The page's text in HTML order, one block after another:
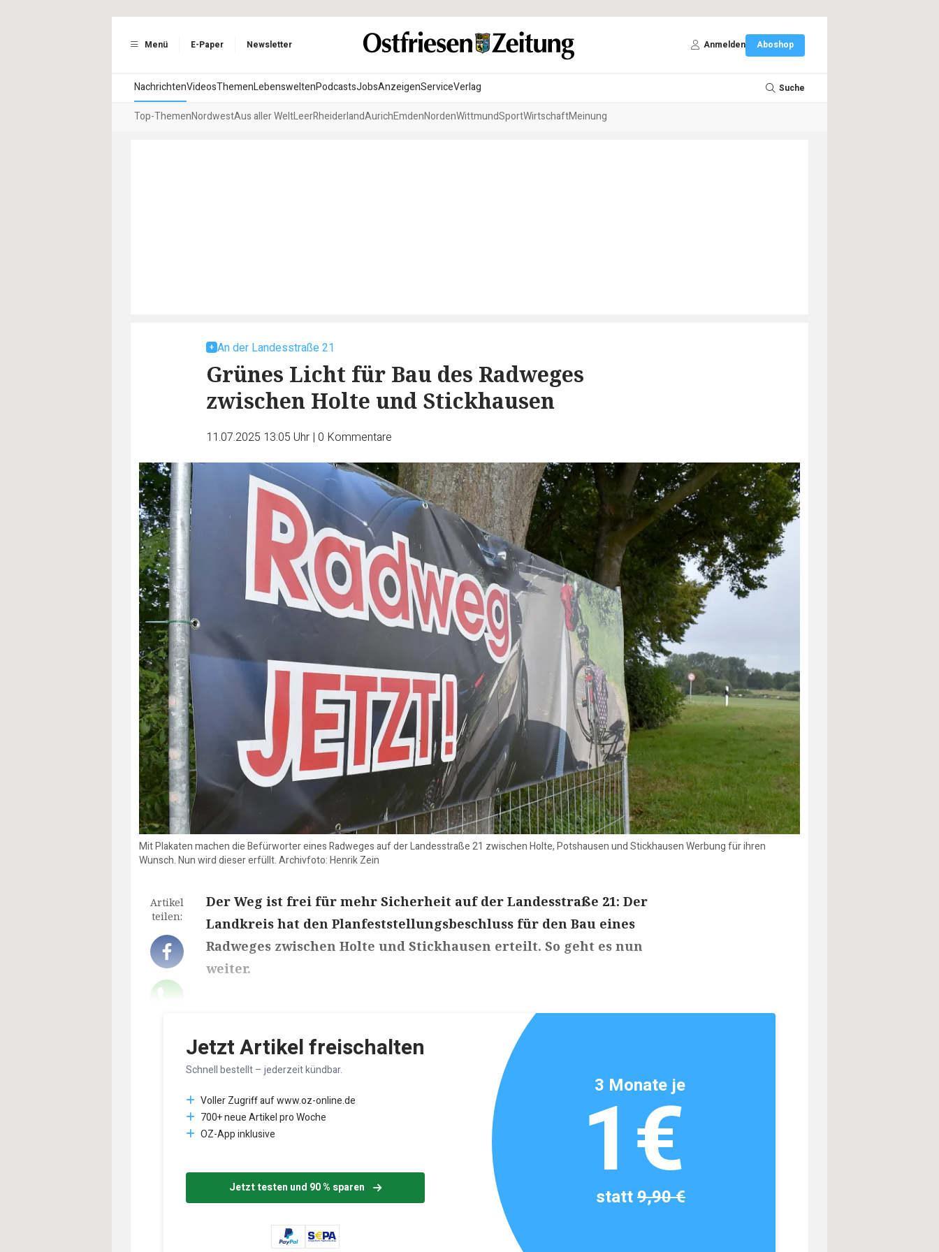
Menü E-Paper Newsletter Anmelden Aboshop
NachrichtenVideosThemenLebensweltenPodcastsJobsAnzeigenServiceVerlag Suche
Top-ThemenNordwestAus aller WeltLeerRheiderlandAurichEmdenNordenWittmundSportWirtschaftMeinung
An der Landesstraße 21
Grünes Licht für Bau des Radweges
zwischen Holte und Stickhausen
11.07.2025 13:05 Uhr | 0 Kommentare
Mit Plakaten machen die Befürworter eines Radweges auf der Landesstraße 21 zwischen Holte, Potshausen und Stickhausen Werbung für ihren
Wunsch. Nun wird dieser erfüllt. Archivfoto: Henrik Zein
Artikel
teilen:
Der Weg ist frei für mehr Sicherheit auf der Landesstraße 21: Der
Landkreis hat den Planfeststellungsbeschluss für den Bau eines
Radweges zwischen Holte und Stickhausen erteilt. So geht es nun
weiter.
Jetzt Artikel freischalten
Schnell bestellt – jederzeit kündbar.
Voller Zugriff auf www.oz-online.de
700+ neue Artikel pro Woche
OZ-App inklusive
Jetzt testen und 90 % sparen
3 Monate je
1€
statt9,90 €